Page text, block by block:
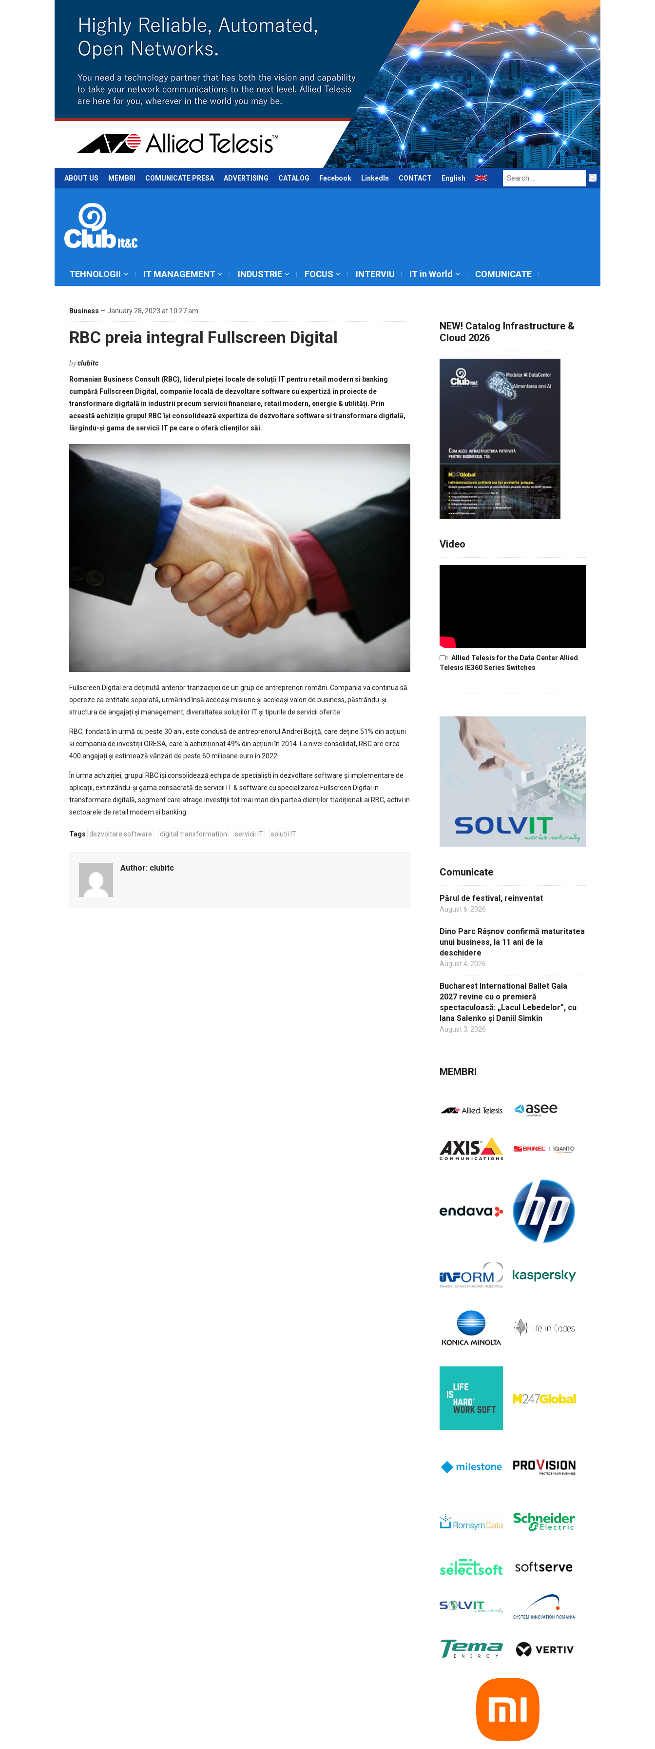
ABOUT US MEMBRI COMUNICATE PRESA ADVERTISING CATALOG Facebook LinkedIn CONTACT English
Search
for:
TEHNOLOGII IT MANAGEMENT INDUSTRIE FOCUS INTERVIU IT in World COMUNICATE
Business — January 28, 2023 at 10:27 am
RBC preia integral Fullscreen Digital
byclubitc
Romanian Business Consult (RBC), liderul pieței locale de soluții IT pentru retail modern si banking
cumpără Fullscreen Digital, companie locală de dezvoltare software cu expertiză in proiecte de
transformare digitală in industrii precum servicii financiare, retail modern, energie & utilități. Prin
această achiziție grupul RBC își consolidează expertiza de dezvoltare software si transformare digitală,
lărgindu-și gama de servicii IT pe care o oferă clienților săi.
Fullscreen Digital era deținută anterior tranzacției de un grup de antreprenori români. Compania va continua să
opereze ca entitate separată, urmărind însă aceeași misiune și aceleași valori de business, păstrându-și
structura de angajați și management, diversitatea soluțiilor IT și tipurile de servicii oferite.
RBC, fondată în urmă cu peste 30 ani, este condusă de antreprenorul Andrei Bojiţă, care deține 51% din acțiuni
și compania de investiții ORESA, care a achiziționat 49% din acțiuni în 2014. La nivel consolidat, RBC are circa
400 angajați și estimează vânzări de peste 60 milioane euro în 2022.
În urma achiziției, grupul RBC își consolidează echipa de specialiști în dezvoltare software și implementare de
aplicații, extinzându-și gama consacrată de servicii IT & software cu specializarea Fullscreen Digital in
transformare digitală, segment care atrage investiții tot mai mari din partea clienților tradiționali ai RBC, activi in
sectoarele de retail modern si banking.
Tags dezvoltare software digital transformation servicii IT solutii IT
Author: clubitc
NEW! Catalog Infrastructure &
Cloud 2026
Video
Allied Telesis for the Data Center Allied
Telesis IE360 Series Switches
Comunicate
Părul de festival, reinventat
August 6, 2026
Dino Parc Râșnov confirmă maturitatea
unui business, la 11 ani de la
deschidere
August 4, 2026
Bucharest International Ballet Gala
2027 revine cu o premieră
spectaculoasă: „Lacul Lebedelor”, cu
Iana Salenko și Daniil Simkin
August 3, 2026
MEMBRI